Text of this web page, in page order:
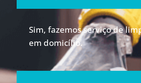
Sim, fazemos serviço de
em domicílio.